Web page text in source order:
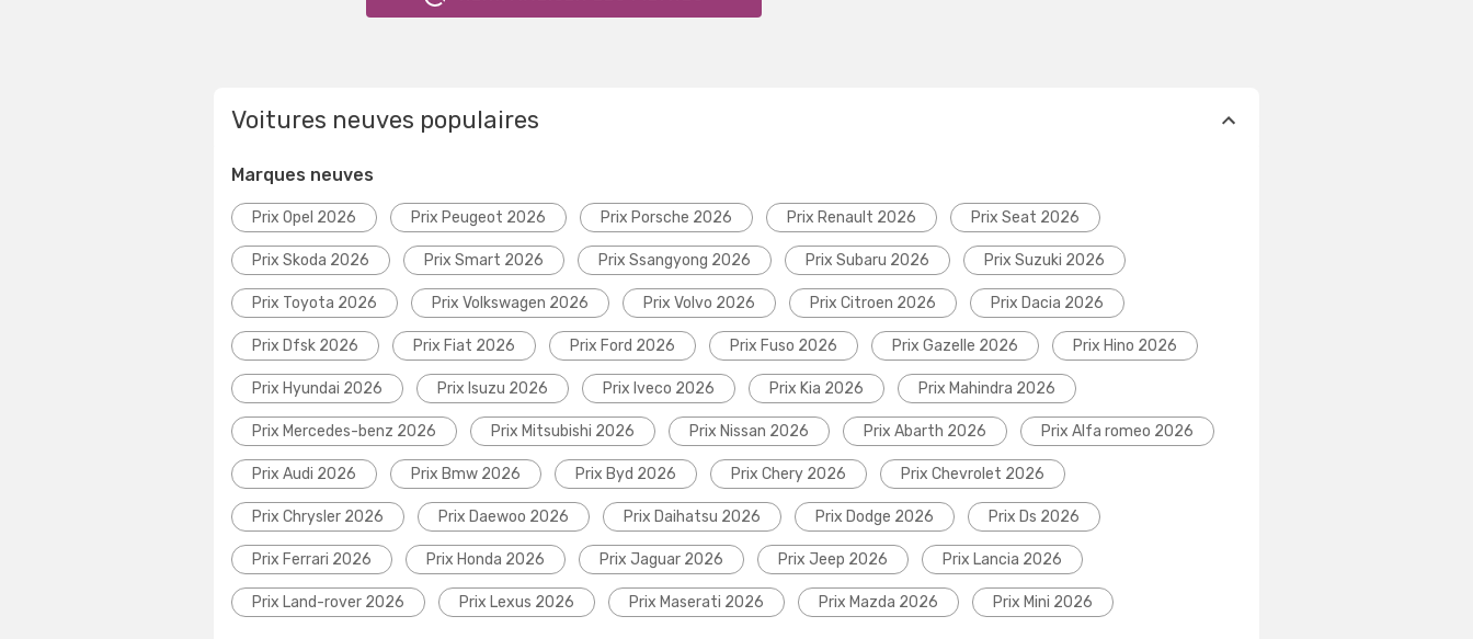
Voitures neuves populaires
Marques neuves
Prix Opel 2026 Prix Peugeot 2026 Prix Porsche 2026 Prix Renault 2026 Prix Seat 2026
Prix Skoda 2026 Prix Smart 2026 Prix Ssangyong 2026 Prix Subaru 2026 Prix Suzuki 2026
Prix Toyota 2026 Prix Volkswagen 2026 Prix Volvo 2026 Prix Citroen 2026 Prix Dacia 2026
Prix Dfsk 2026 Prix Fiat 2026 Prix Ford 2026 Prix Fuso 2026 Prix Gazelle 2026 Prix Hino 2026
Prix Hyundai 2026 Prix Isuzu 2026 Prix Iveco 2026 Prix Kia 2026 Prix Mahindra 2026
Prix Mercedes-benz 2026 Prix Mitsubishi 2026 Prix Nissan 2026 Prix Abarth 2026 Prix Alfa romeo 2026
Prix Audi 2026 Prix Bmw 2026 Prix Byd 2026 Prix Chery 2026 Prix Chevrolet 2026
Prix Chrysler 2026 Prix Daewoo 2026 Prix Daihatsu 2026 Prix Dodge 2026 Prix Ds 2026
Prix Ferrari 2026 Prix Honda 2026 Prix Jaguar 2026 Prix Jeep 2026 Prix Lancia 2026
Prix Land-rover 2026 Prix Lexus 2026 Prix Maserati 2026 Prix Mazda 2026 Prix Mini 2026